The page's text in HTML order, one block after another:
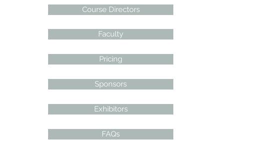
Course Directors
Faculty
Pricing
Sponsors
Exhibitors
FAQs